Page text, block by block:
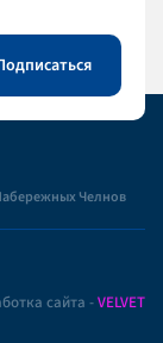
Челнов
сайта -VELVET